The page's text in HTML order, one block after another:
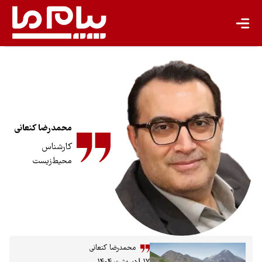
جهان پژوهش
یادداشت
تجدیدپذیر
تازه‌ها
باشگاه نویسندگان
محمدرضا کنعانی
کارشناس
محیط‌زیست
محمدرضا کنعانی